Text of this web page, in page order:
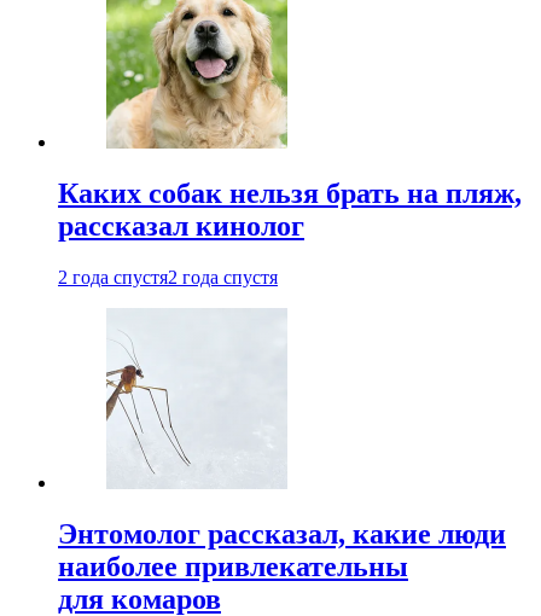
Каких собак нельзя брать на пляж,
рассказал кинолог
2 года спустя2 года спустя
Энтомолог рассказал, какие люди
наиболее привлекательны
для комаров